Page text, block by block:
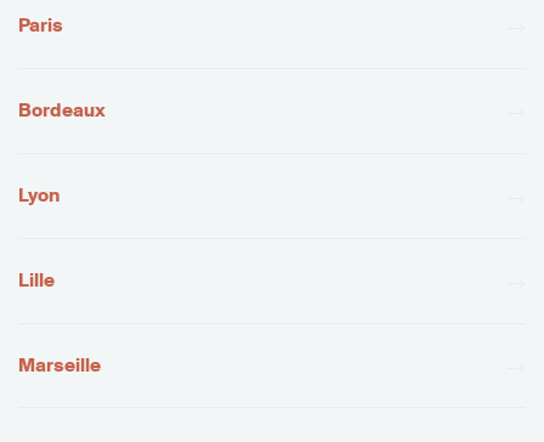
Paris
Bordeaux
Lyon
Lille
Marseille